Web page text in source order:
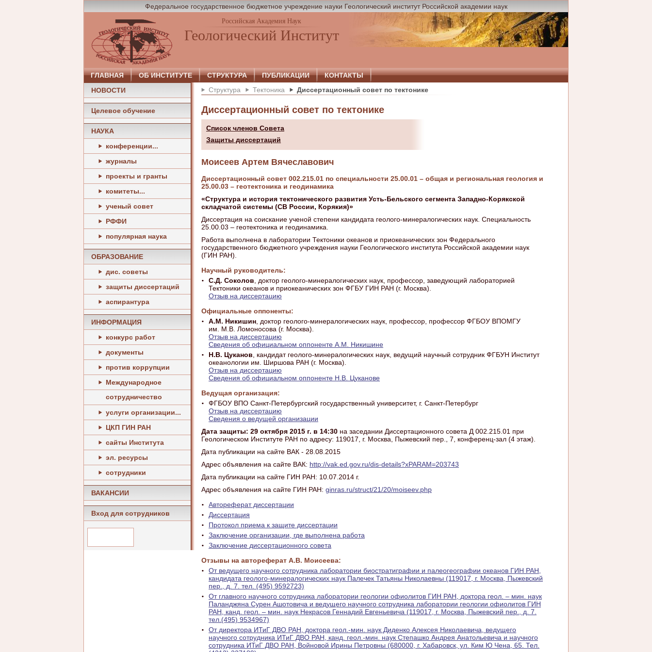
Федеральное государственное бюджетное учреждение науки Геологический институт Российской академии наук
Российская Академия Наук
Геологический Институт
ГЛАВНАЯ ОБ ИНСТИТУТЕ СТРУКТУРА ПУБЛИКАЦИИ
КОНТАКТЫ
НОВОСТИ
Целевое обучение
НАУКА
конференции...
журналы
проекты и гранты
комитеты...
ученый совет
РФФИ
популярная наука
ОБРАЗОВАНИЕ
дис. советы
защиты диссертаций
аспирантура
ИНФОРМАЦИЯ
конкурс работ
документы
против коррупции
Международное
сотрудничество
услуги организации...
ЦКП ГИН РАН
сайты Института
эл. ресурсы
сотрудники
ВАКАНСИИ
Вход для сотрудников
Структура Тектоника Диссертационный совет по тектонике
Диссертационный совет по тектонике
Список членов Совета
Защиты диссертаций
Моисеев Артем Вячеславович
Диссертационный совет 002.215.01 по специальности 25.00.01 – общая и региональная геология и
25.00.03 – геотектоника и геодинамика
«Структура и история тектонического развития Усть-Бельского сегмента Западно-Корякской
складчатой системы (СВ России, Корякия)»
Диссертация на соискание ученой степени кандидата геолого-минералогических наук. Специальность
25.00.03 – геотектоника и геодинамика.
Работа выполнена в лаборатории Тектоники океанов и приокеанических зон Федерального
государственного бюджетного учреждения науки Геологического института Российской академии наук
(ГИН РАН).
Научный руководитель:
С.Д. Соколов , доктор геолого-минералогических наук, профессор, заведующий лабораторией
Тектоники океанов и приокеанических зон ФГБУ ГИН РАН (г. Москва).
Отзыв на диссертацию
Официальные оппоненты:
А.М. Никишин , доктор геолого-минералогических наук, профессор, профессор ФГБОУ ВПОМГУ
им. М.В. Ломоносова (г. Москва).
Отзыв на диссертацию
Сведения об официальном оппоненте А.М. Никишине
Н.В. Цуканов , кандидат геолого-минералогических наук, ведущий научный сотрудник ФГБУН Институт
океанологии им. Ширшова РАН (г. Москва).
Отзыв на диссертацию
Сведения об официальном оппоненте Н.В. Цуканове
Ведущая организация:
ФГБОУ ВПО Санкт-Петербургский государственный университет, г. Санкт-Петербург
Отзыв на диссертацию
Сведения о ведущей организации
Дата защиты: 29 октября 2015 г. в 14:30 на заседании Диссертационного совета Д 002.215.01 при
Геологическом Институте РАН по адресу: 119017, г. Москва, Пыжевский пер., 7, конференц-зал (4 этаж).
Дата публикации на сайте ВАК - 28.08.2015
Адрес объявления на сайте ВАК: http://vak.ed.gov.ru/dis-details?xPARAM=203743
Дата публикации на сайте ГИН РАН: 10.07.2014 г.
Адрес объявления на сайте ГИН РАН: ginras.ru/struct/21/20/moiseev.php
Автореферат диссертации
Диссертация
Протокол приема к защите диссертации
Заключение организации, где выполнена работа
Заключение диссертационного совета
Отзывы на автореферат А.В. Моисеева:
От ведущего научного сотрудника лаборатории биостратиграфии и палеогеографии океанов ГИН РАН,
кандидата геолого-минералогических наук Палечек Татьяны Николаевны (119017, г. Москва, Пыжевский
пер., д. 7. тел. (495) 9592723)
От главного научного сотрудника лаборатории геологии офиолитов ГИН РАН, доктора геол. – мин. наук
Паланджяна Сурен Ашотовича и ведущего научного сотрудника лаборатории геологии офиолитов ГИН
РАН, канд. геол. – мин. наук Некрасов Геннадий Евгеньевича (119017, г. Москва, Пыжевский пер., д. 7.
тел.(495) 9534967)
От директора ИТиГ ДВО РАН, доктора геол.-мин. наук Диденко Алексея Николаевича, ведущего
научного сотрудника ИТиГ ДВО РАН, канд. геол.-мин. наук Степашко Андрея Анатольевича и научного
сотрудника ИТиГ ДВО РАН, Войновой Ирины Петровны (680000, г. Хабаровск, ул. Ким Ю Чена, 65. Тел.